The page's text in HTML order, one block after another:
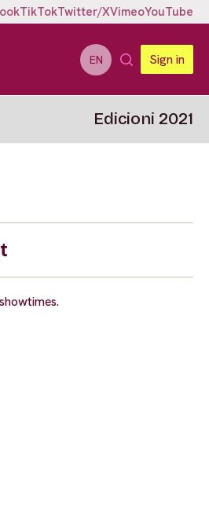
TikTokTwitter/XVimeoYouTube
EN Sign in
Edicioni 2021